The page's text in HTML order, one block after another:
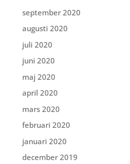
september 2020
augusti 2020
juli 2020
juni 2020
maj 2020
april 2020
mars 2020
februari 2020
januari 2020
december 2019